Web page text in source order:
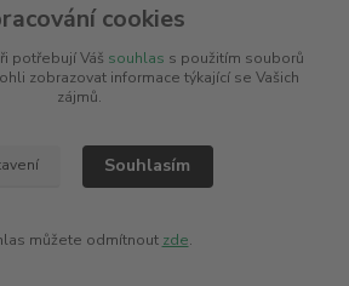
Miroslav Černý - MCx.cz. Všechna práva vyhrazena.
cookies
potřebují Váš souhlas s použitím souborů
zobrazovat informace týkající se Vašich
zájmů.
Souhlasím
můžete odmítnout zde.